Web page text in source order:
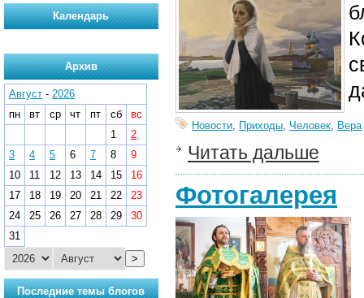
Новости, Приходы, Человек, Вера
Читать дальше
Фотогалерея
Календарь
Архив
Август - 2026
пн
вт ср чт пт сб
вс
1
2
3
4 5 6 7 8
9
10
11 12 13 14 15
16
17
18 19 20 21 22
23
24
25 26 27 28 29
30
31
>
Последние темы блогов